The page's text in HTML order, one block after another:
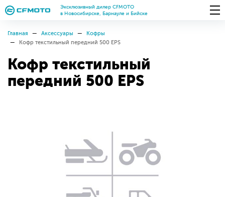
Эксклюзивный дилер CFMOTO
в Новосибирске, Барнауле и Бийске
Главная Аксессуары
Кофры
Кофр текстильный передний 500 EPS
Кофр текстильный
передний 500 EPS